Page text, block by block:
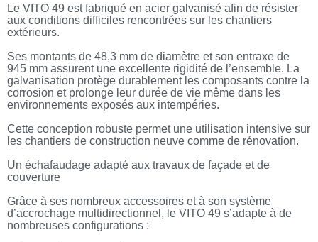
Le VITO 49 est fabriqué en acier galvanisé afin de résister
aux conditions difficiles rencontrées sur les chantiers
extérieurs.
Ses montants de 48,3 mm de diamètre et son entraxe de
945 mm assurent une excellente rigidité de l’ensemble. La
galvanisation protège durablement les composants contre la
corrosion et prolonge leur durée de vie même dans les
environnements exposés aux intempéries.
Cette conception robuste permet une utilisation intensive sur
les chantiers de construction neuve comme de rénovation.
Un échafaudage adapté aux travaux de façade et de
couverture
Grâce à ses nombreux accessoires et à son système
d’accrochage multidirectionnel, le VITO 49 s’adapte à de
nombreuses configurations :